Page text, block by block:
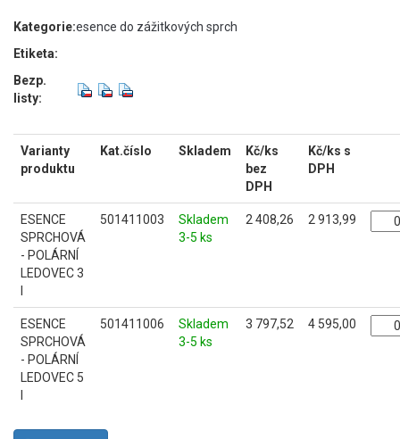
Kategorie:esence do zážitkových sprch
Etiketa:
Bezp.
listy:
Varianty
produktu
Kat.číslo Skladem
Kč/ks
bez
DPH
Kč/ks s
DPH
ESENCE
SPRCHOVÁ
- POLÁRNÍ
LEDOVEC 3
501411003
Skladem
3-5 ks
2 408,26 2 913,99
ESENCE
SPRCHOVÁ
- POLÁRNÍ
LEDOVEC 5
501411006
Skladem
3-5 ks
3 797,52 4 595,00